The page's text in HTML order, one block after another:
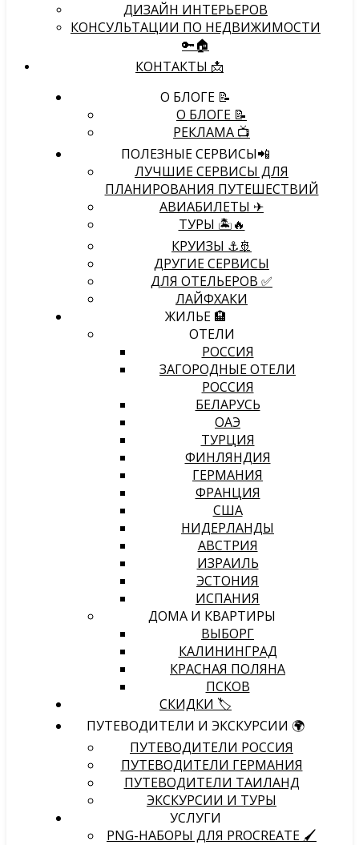
ДИЗАЙН ИНТЕРЬЕРОВ
КОНСУЛЬТАЦИИ ПО НЕДВИЖИМОСТИ
🔑🏠
КОНТАКТЫ 📩
О БЛОГЕ 📝
О БЛОГЕ 📝
РЕКЛАМА 📺
ПОЛЕЗНЫЕ СЕРВИСЫ📲
ЛУЧШИЕ СЕРВИСЫ ДЛЯ
ПЛАНИРОВАНИЯ ПУТЕШЕСТВИЙ
АВИАБИЛЕТЫ ✈
ТУРЫ 🏝🔥
КРУИЗЫ ⚓🚢
ДРУГИЕ СЕРВИСЫ
ДЛЯ ОТЕЛЬЕРОВ ✅
ЛАЙФХАКИ
ЖИЛЬЕ 🏨
ОТЕЛИ
РОССИЯ
ЗАГОРОДНЫЕ ОТЕЛИ
РОССИЯ
БЕЛАРУСЬ
ОАЭ
ТУРЦИЯ
ФИНЛЯНДИЯ
ГЕРМАНИЯ
ФРАНЦИЯ
США
НИДЕРЛАНДЫ
АВСТРИЯ
ИЗРАИЛЬ
ЭСТОНИЯ
ИСПАНИЯ
ДОМА И КВАРТИРЫ
ВЫБОРГ
КАЛИНИНГРАД
КРАСНАЯ ПОЛЯНА
ПСКОВ
СКИДКИ 🏷️
ПУТЕВОДИТЕЛИ И ЭКСКУРСИИ 🌍
ПУТЕВОДИТЕЛИ РОССИЯ
ПУТЕВОДИТЕЛИ ГЕРМАНИЯ
ПУТЕВОДИТЕЛИ ТАИЛАНД
ЭКСКУРСИИ И ТУРЫ
УСЛУГИ
PNG-НАБОРЫ ДЛЯ PROCREATE 🖌